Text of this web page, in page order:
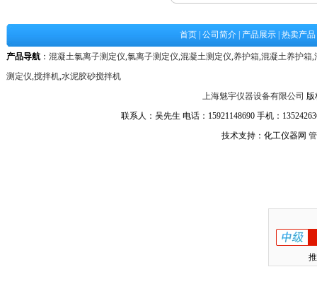
首页 公司简介 产品展示 热卖产品
产品导航 ： 混凝土氯离子测定仪,氯离子测定仪,混凝土测定仪,养护箱,混凝土养护箱,
测定仪,搅拌机,水泥胶砂搅拌机
上海魅宇仪器设备有限公司 版
联系人：吴先生 电话：15921148690 手机：
技术支持：化工仪器网